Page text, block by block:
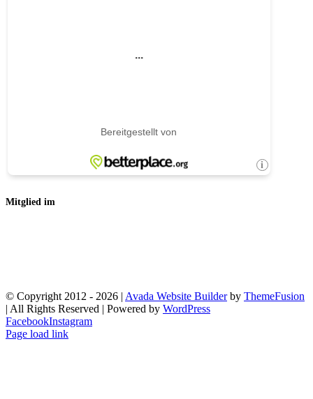
Mitglied im
© Copyright 2012 - 2026 | Avada Website Builderby ThemeFusion
| All Rights Reserved | Powered by WordPress
FacebookInstagram
Page load link